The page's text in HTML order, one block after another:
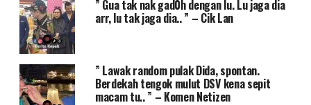
” Gua tak nak gad0h dengan lu. Lu jaga dia
arr, lu tak jaga dia.. ” – Cik Lan
” Lawak random pulak Dida, spontan.
Berdekah tengok mulut DSV kena sepit
macam tu.. ” – Komen Netizen